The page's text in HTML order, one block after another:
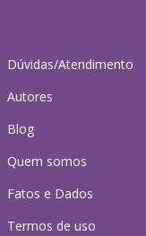
Dúvidas/Atendimento
Autores
Blog
Quem somos
Fatos e Dados
Termos de uso